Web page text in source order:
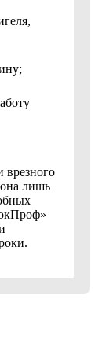
врезного
лишь